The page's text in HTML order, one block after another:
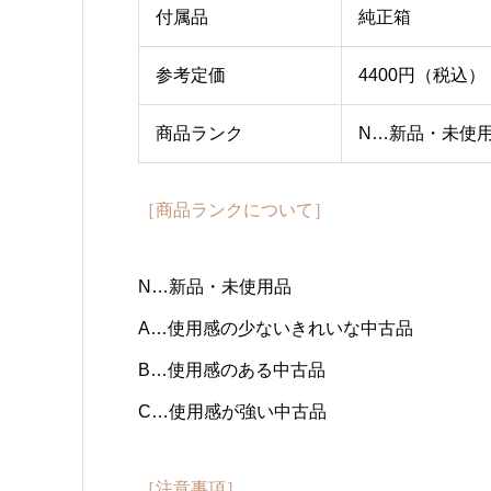
付属品 純正箱
参考定価 4400円（税込）
商品ランク N…新品・未使
［商品ランクについて］
N…新品・未使用品
A…使用感の少ないきれいな中古品
B…使用感のある中古品
C…使用感が強い中古品